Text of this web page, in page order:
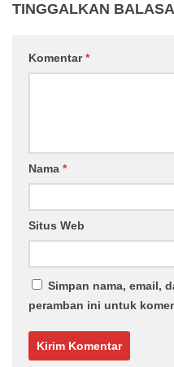
TINGGALKAN
Komentar*
Nama *
Situs Web
Simpan nama, email,
peramban ini untuk